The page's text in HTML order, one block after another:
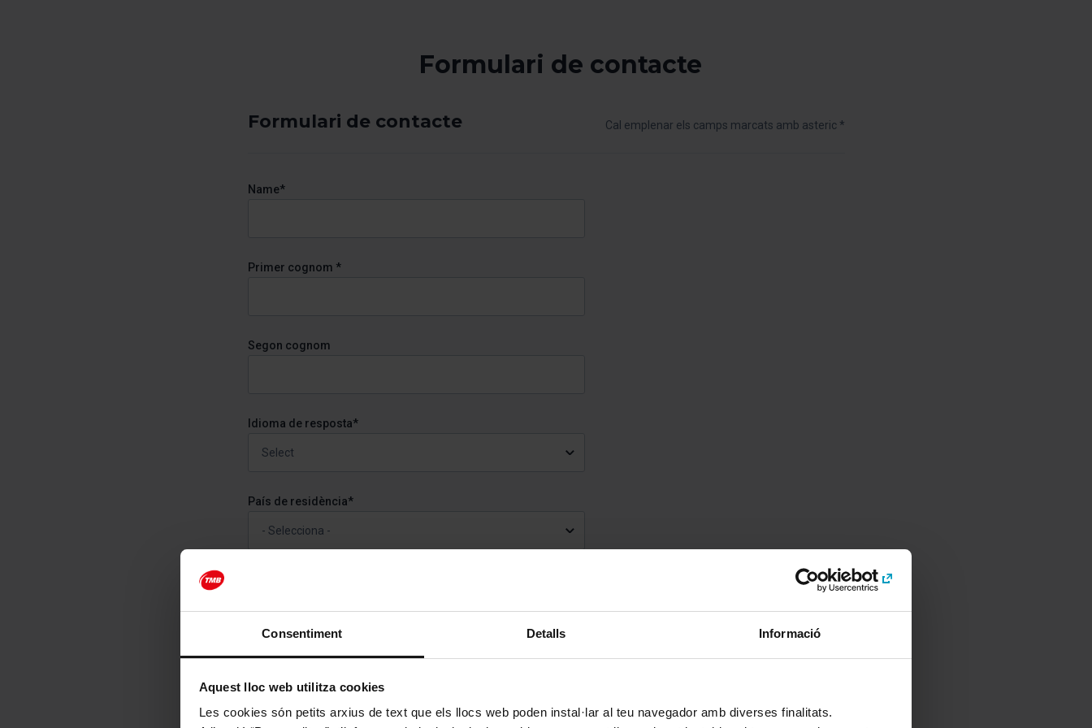
Consentiment Detalls Informació
Aquest lloc web utilitza cookies
Les cookies són petits arxius de text que els llocs web poden instal·lar al teu navegador amb diverses finalitats.
Formulari de contacte
Formulari de contacte Cal emplenar els camps marcats amb asteric *
Name*
Primer cognom *
Segon cognom
Idioma de resposta*
País de residència*
Motiu*